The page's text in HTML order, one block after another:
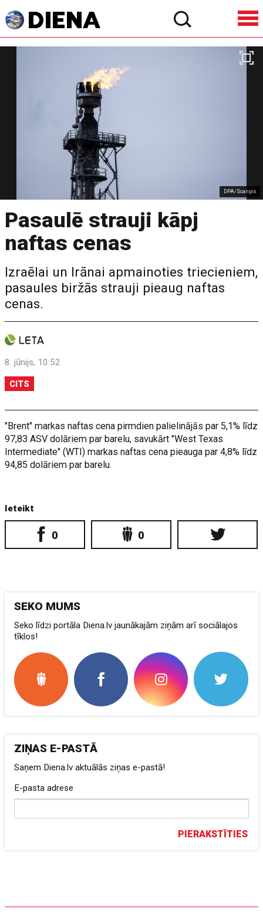
DPA/Scanpix
Pasaulē strauji kāpj
naftas cenas
Izraēlai un Irānai apmainoties triecieniem,
pasaules biržās strauji pieaug naftas
cenas.
8. jūnijs, 10:52
CITS
"Brent" markas naftas cena pirmdien palielinājās par 5,1% līdz
97,83 ASV dolāriem par barelu, savukārt "West Texas
Intermediate" (WTI) markas naftas cena pieauga par 4,8% līdz
94,85 dolāriem par barelu.
Ieteikt
0 0
SEKO MUMS
Seko līdzi portāla Diena.lv jaunākajām ziņām arī sociālajos
tīklos!
ZIŅAS E-PASTĀ
Saņem Diena.lv aktuālās ziņas e-pastā!
E-pasta adrese
PIERAKSTĪTIES